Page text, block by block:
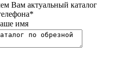
Вам актуальный каталог
имя